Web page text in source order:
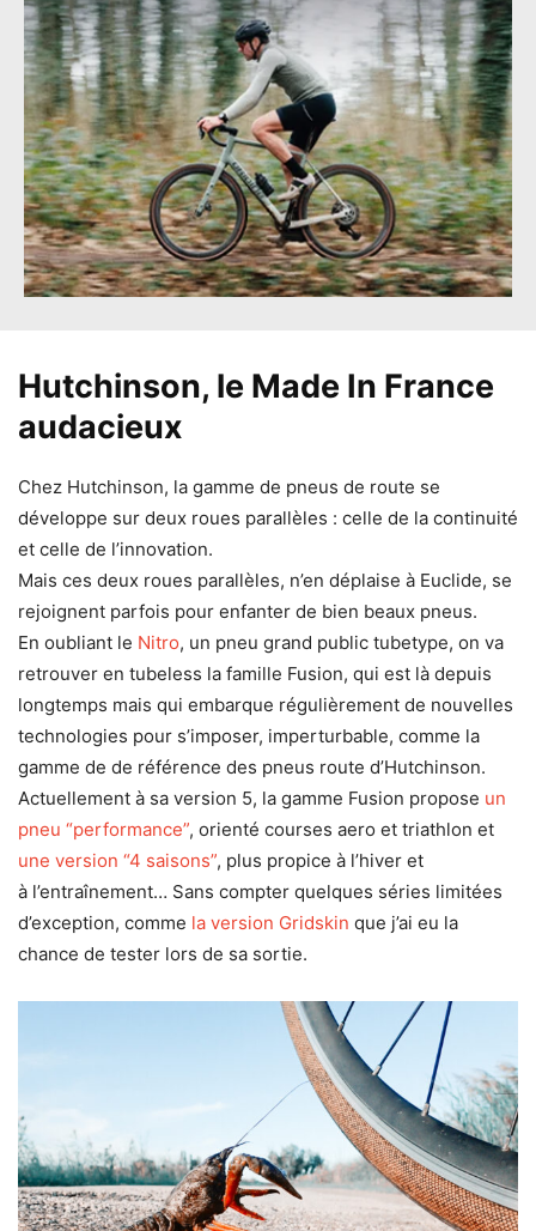
Hutchinson, le Made In France
audacieux
Chez Hutchinson, la gamme de pneus de route se
développe sur deux roues parallèles : celle de la continuité
et celle de l’innovation.
Mais ces deux roues parallèles, n’en déplaise à Euclide, se
rejoignent parfois pour enfanter de bien beaux pneus.
En oubliant le Nitro, un pneu grand public tubetype, on va
retrouver en tubeless la famille Fusion, qui est là depuis
longtemps mais qui embarque régulièrement de nouvelles
technologies pour s’imposer, imperturbable, comme la
gamme de de référence des pneus route d’Hutchinson.
Actuellement à sa version 5, la gamme Fusion propose un
pneu “performance”, orienté courses aero et triathlon et
une version “4 saisons”, plus propice à l’hiver et
à l’entraînement… Sans compter quelques séries limitées
d’exception, comme la version Gridskin que j’ai eu la
chance de tester lors de sa sortie.